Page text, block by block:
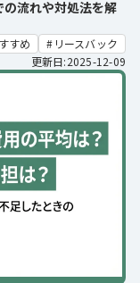
流れや対処法を解
すめ
リースバック
更新日:2025-12-09